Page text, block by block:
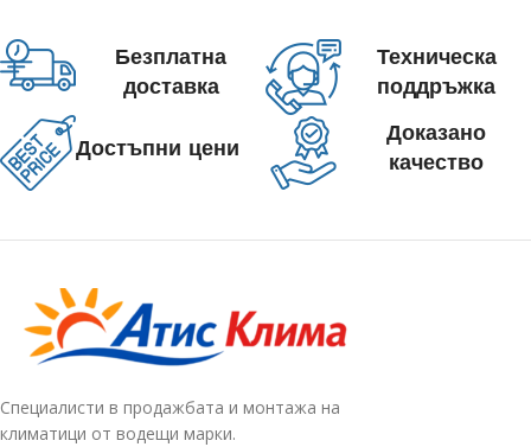
Безплатна
доставка
Техническа
поддръжка
Достъпни цени
Доказано
качество
Специалисти в продажбата и монтажа на
климатици от водещи марки.